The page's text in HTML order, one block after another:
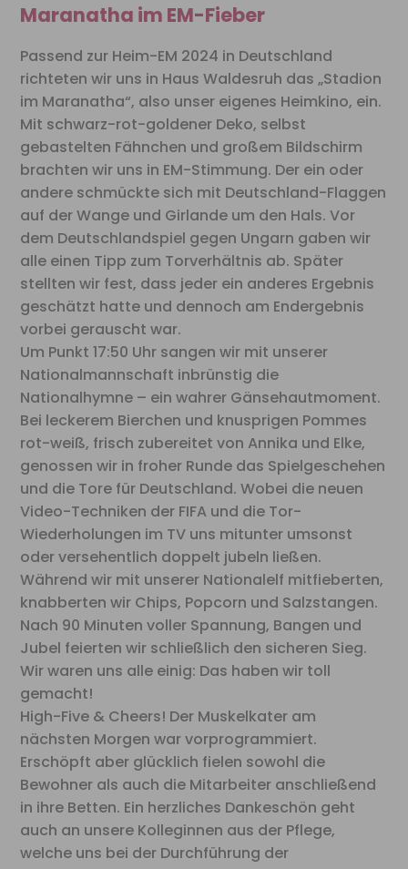
Maranatha im EM-Fieber
Passend zur Heim-EM 2024 in Deutschland
richteten wir uns in Haus Waldesruh das „Stadion
im Maranatha“, also unser eigenes Heimkino, ein.
Mit schwarz-rot-goldener Deko, selbst
gebastelten Fähnchen und großem Bildschirm
brachten wir uns in EM-Stimmung. Der ein oder
andere schmückte sich mit Deutschland-Flaggen
auf der Wange und Girlande um den Hals. Vor
dem Deutschlandspiel gegen Ungarn gaben wir
alle einen Tipp zum Torverhältnis ab. Später
stellten wir fest, dass jeder ein anderes Ergebnis
geschätzt hatte und dennoch am Endergebnis
vorbei gerauscht war.
Um Punkt 17:50 Uhr sangen wir mit unserer
Nationalmannschaft inbrünstig die
Nationalhymne – ein wahrer Gänsehautmoment.
Bei leckerem Bierchen und knusprigen Pommes
rot-weiß, frisch zubereitet von Annika und Elke,
genossen wir in froher Runde das Spielgeschehen
und die Tore für Deutschland. Wobei die neuen
Video-Techniken der FIFA und die Tor-
Wiederholungen im TV uns mitunter umsonst
oder versehentlich doppelt jubeln ließen.
Während wir mit unserer Nationalelf mitfieberten,
knabberten wir Chips, Popcorn und Salzstangen.
Nach 90 Minuten voller Spannung, Bangen und
Jubel feierten wir schließlich den sicheren Sieg.
Wir waren uns alle einig: Das haben wir toll
gemacht!
High-Five & Cheers! Der Muskelkater am
nächsten Morgen war vorprogrammiert.
Erschöpft aber glücklich fielen sowohl die
Bewohner als auch die Mitarbeiter anschließend
in ihre Betten. Ein herzliches Dankeschön geht
auch an unsere Kolleginnen aus der Pflege,
welche uns bei der Durchführung der